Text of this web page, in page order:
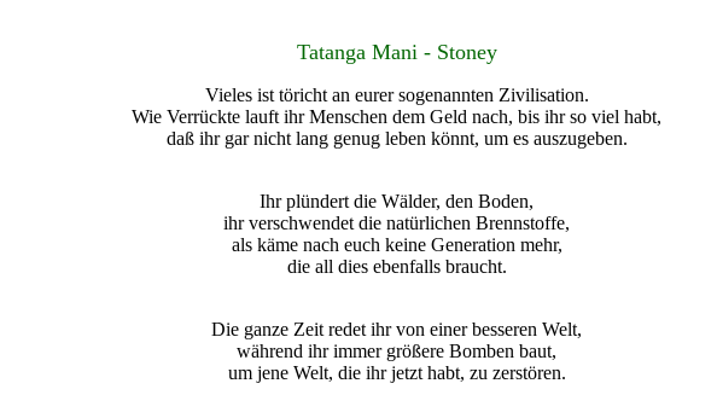
Tatanga Mani - Stoney
Vieles ist töricht an eurer sogenannten Zivilisation.
Wie Verrückte lauft ihr Menschen dem Geld nach, bis ihr so viel habt,
daß ihr gar nicht lang genug leben könnt, um es auszugeben.
Ihr plündert die Wälder, den Boden,
ihr verschwendet die natürlichen Brennstoffe,
als käme nach euch keine Generation mehr,
die all dies ebenfalls braucht.
Die ganze Zeit redet ihr von einer besseren Welt,
während ihr immer größere Bomben baut,
um jene Welt, die ihr jetzt habt, zu zerstören.